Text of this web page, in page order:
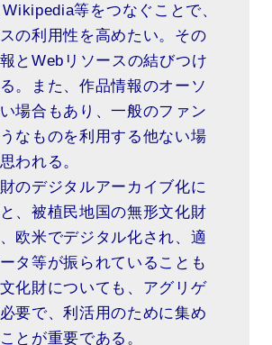
等をつなぐことで、
の利用性を高めたい。その
とWebリソースの結びつけ
。また、作品情報のオーソ
場合もあり、一般のファン
なものを利用する他ない場
われる。
のデジタルアーカイブ化に
、被植民地国の無形文化財
欧米でデジタル化され、適
タ等が振られていることも
化財についても、アグリゲ
要で、利活用のために集め
とが重要である。